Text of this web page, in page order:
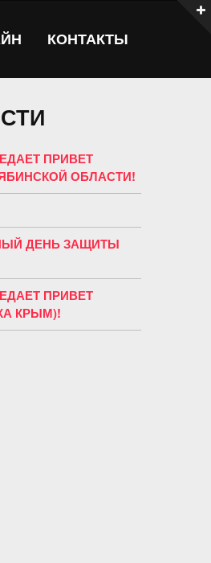
КОНТАКТЫ
ПРИВЕТ
ОБЛАСТИ!
ДЕНЬ ЗАЩИТЫ
ПРИВЕТ
КРЫМ)!